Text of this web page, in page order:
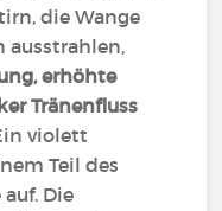
die Wange
ausstrahlen,
erhöhte
Tränenfluss
violett
Teil des
Die